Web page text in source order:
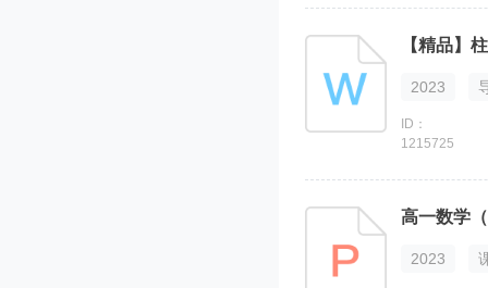
【精品】
2023
ID：
1215725
2023